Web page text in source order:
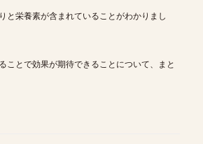
と栄養素が含まれていることがわかりまし
ことで効果が期待できることについて、まと